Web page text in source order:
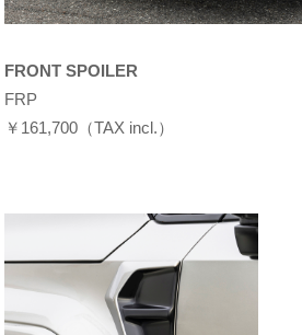
FRONT SPOILER
FRP
￥161,700（TAX incl.）